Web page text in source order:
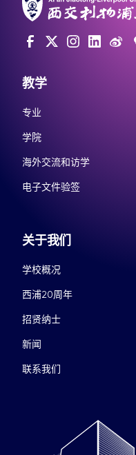
教学
专业
学院
海外交流和访学
电子文件验签
关于我们
学校概况
西浦20周年
招贤纳士
新闻
联系我们